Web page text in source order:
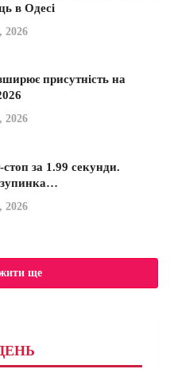
в Одесі
2026
присутність на
2026
за 1.99 секунди.
2026
ще